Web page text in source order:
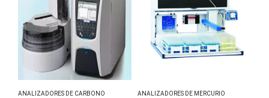
ANALIZADORES DE CARBONO
ANALIZADORES DE MERCURIO